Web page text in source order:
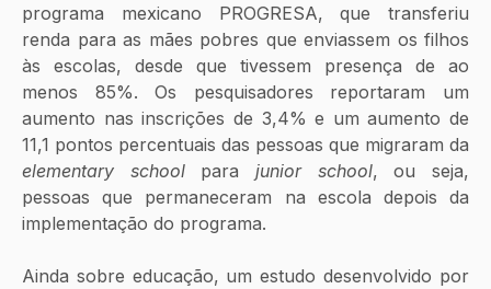
programa mexicano PROGRESA, que transferiu
renda para as mães pobres que enviassem os filhos
às escolas, desde que tivessem presença de ao
menos 85%. Os pesquisadores reportaram um
aumento nas inscrições de 3,4% e um aumento de
elementary school para junior school, ou seja,
pessoas que permaneceram na escola depois da
implementação do programa.
Ainda sobre educação, um estudo desenvolvido por